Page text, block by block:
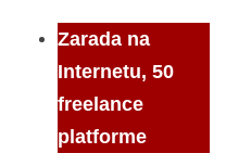
Zarada na
Internetu, 50
freelance
platforme